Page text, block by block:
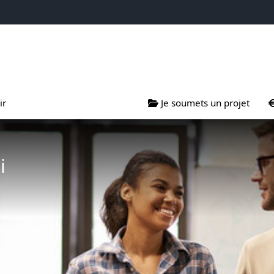
Je soumets un projet